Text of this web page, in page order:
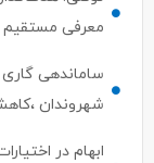
معرفی مستقیم ۵۰ نفر برتر به بازار کار
ساماندهی
شهروندان
ابهام در